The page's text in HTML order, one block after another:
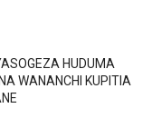
HUDUMA
WANANCHI KUPITIA